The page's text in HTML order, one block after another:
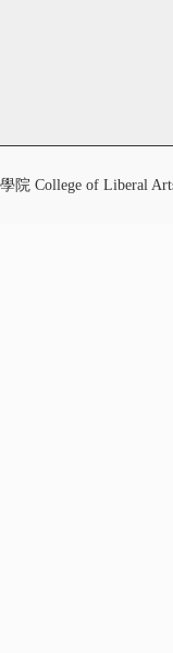
院 College of Liberal